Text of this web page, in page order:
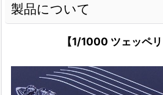
製品について
【1/1000 ツェッペリ